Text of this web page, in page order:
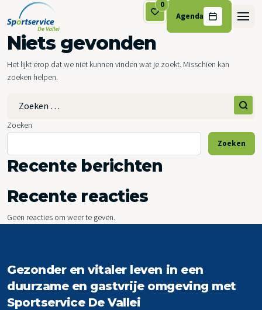
Ga naar de inhoud
0
Agenda
Niets gevonden
Het lijkt erop dat we niet kunnen vinden wat je zoekt. Misschien kan
zoeken helpen.
Zoeken
Zoeken
Recente berichten
Recente reacties
Geen reacties om weer te geven.
Gezonder en vitaler leven in een
duurzame en gastvrije omgeving met
Sportservice De Vallei